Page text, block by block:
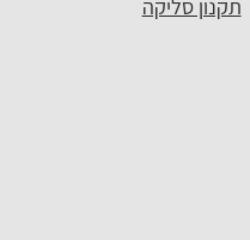
תקנון סליקה